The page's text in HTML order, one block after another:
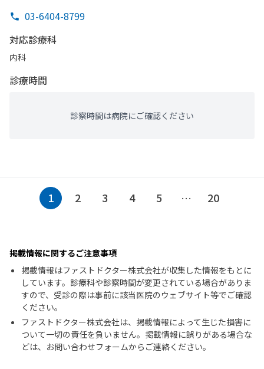
03-6404-8799
対応診療科
内科
診療時間
診察時間は病院にご確認ください
1 2 3 4 5 … 20
掲載情報に関するご注意事項
掲載情報はファストドクター株式会社が収集した情報をもとに
しています。診療科や診察時間が変更されている場合がありま
すので、受診の際は事前に該当医院のウェブサイト等でご確認
ください。
ファストドクター株式会社は、掲載情報によって生じた損害に
ついて一切の責任を負いません。掲載情報に誤りがある場合な
どは、お問い合わせフォームからご連絡ください。